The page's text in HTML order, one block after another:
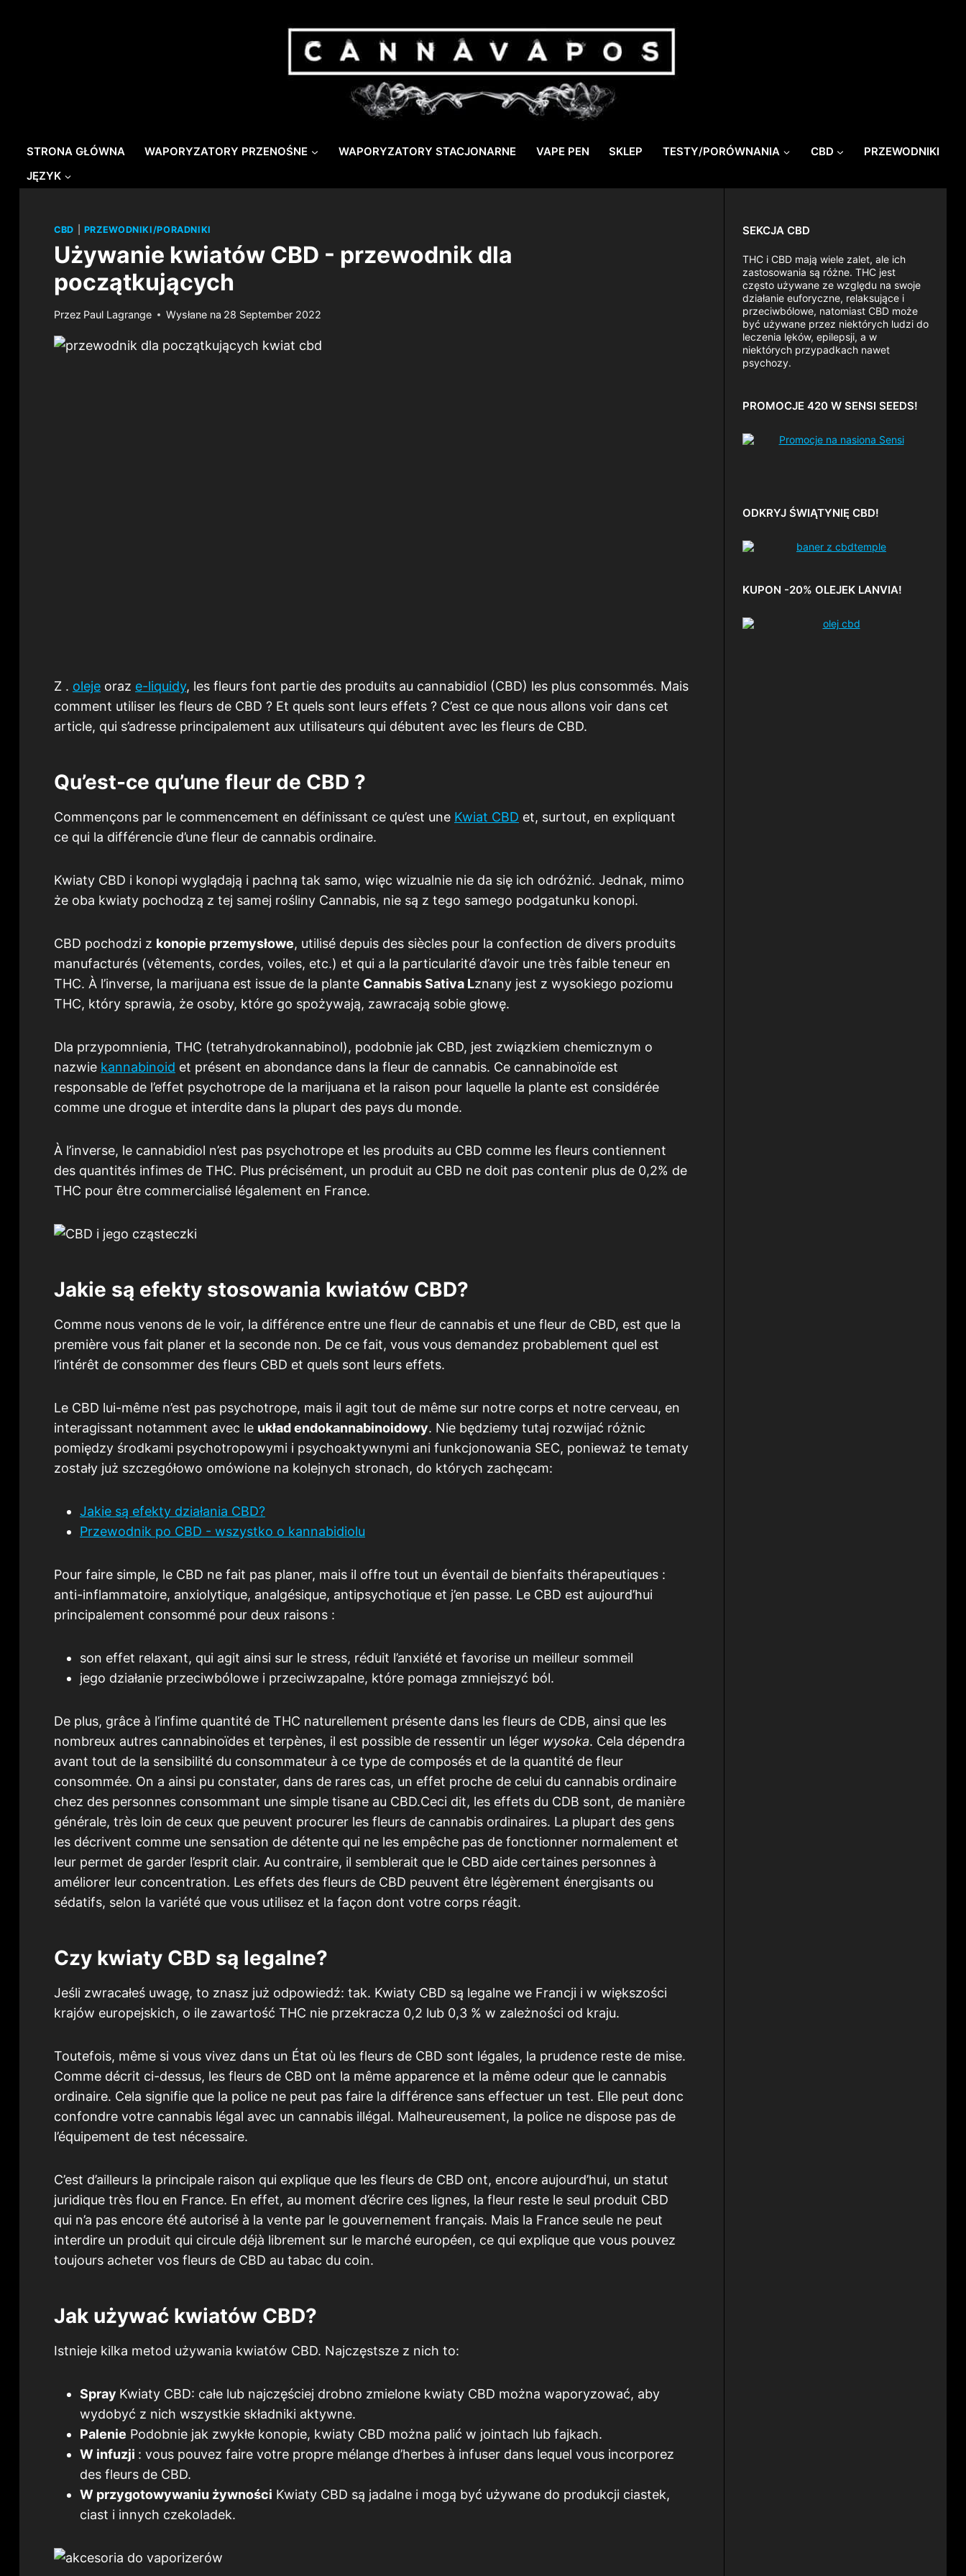
STRONA GŁÓWNA WAPORYZATORY PRZENOŚNE WAPORYZATORY STACJONARNE VAPE PEN SKLEP TESTY/PORÓWNANIA CBD
PRZEWODNIKI
JĘZYK
CBD PRZEWODNIKI/PORADNIKI
Używanie kwiatów CBD - przewodnik dla
początkujących
Przez Paul Lagrange Wysłane na 28 September 2022
Z . oleje oraz e-liquidy, les fleurs font partie des produits au cannabidiol (CBD) les plus consommés. Mais
comment utiliser les fleurs de CBD ? Et quels sont leurs effets ? C’est ce que nous allons voir dans cet
article, qui s’adresse principalement aux utilisateurs qui débutent avec les fleurs de CBD.
Qu’est-ce qu’une fleur de CBD ?
Commençons par le commencement en définissant ce qu’est une Kwiat CBD et, surtout, en expliquant
ce qui la différencie d’une fleur de cannabis ordinaire.
Kwiaty CBD i konopi wyglądają i pachną tak samo, więc wizualnie nie da się ich odróżnić. Jednak, mimo
że oba kwiaty pochodzą z tej samej rośliny Cannabis, nie są z tego samego podgatunku konopi.
CBD pochodzi z konopie przemysłowe, utilisé depuis des siècles pour la confection de divers produits
manufacturés (vêtements, cordes, voiles, etc.) et qui a la particularité d’avoir une très faible teneur en
THC. À l’inverse, la marijuana est issue de la plante Cannabis Sativa Lznany jest z wysokiego poziomu
THC, który sprawia, że osoby, które go spożywają, zawracają sobie głowę.
Dla przypomnienia, THC (tetrahydrokannabinol), podobnie jak CBD, jest związkiem chemicznym o
nazwie kannabinoid et présent en abondance dans la fleur de cannabis. Ce cannabinoïde est
responsable de l’effet psychotrope de la marijuana et la raison pour laquelle la plante est considérée
comme une drogue et interdite dans la plupart des pays du monde.
À l’inverse, le cannabidiol n’est pas psychotrope et les produits au CBD comme les fleurs contiennent
des quantités infimes de THC. Plus précisément, un produit au CBD ne doit pas contenir plus de 0,2% de
THC pour être commercialisé légalement en France.
Jakie są efekty stosowania kwiatów CBD?
Comme nous venons de le voir, la différence entre une fleur de cannabis et une fleur de CBD, est que la
première vous fait planer et la seconde non. De ce fait, vous vous demandez probablement quel est
l’intérêt de consommer des fleurs CBD et quels sont leurs effets.
Le CBD lui-même n’est pas psychotrope, mais il agit tout de même sur notre corps et notre cerveau, en
interagissant notamment avec le układ endokannabinoidowy. Nie będziemy tutaj rozwijać różnic
pomiędzy środkami psychotropowymi i psychoaktywnymi ani funkcjonowania SEC, ponieważ te tematy
zostały już szczegółowo omówione na kolejnych stronach, do których zachęcam:
Jakie są efekty działania CBD?
Przewodnik po CBD - wszystko o kannabidiolu
Pour faire simple, le CBD ne fait pas planer, mais il offre tout un éventail de bienfaits thérapeutiques :
anti-inflammatoire, anxiolytique, analgésique, antipsychotique et j’en passe. Le CBD est aujourd’hui
principalement consommé pour deux raisons :
son effet relaxant, qui agit ainsi sur le stress, réduit l’anxiété et favorise un meilleur sommeil
jego działanie przeciwbólowe i przeciwzapalne, które pomaga zmniejszyć ból.
De plus, grâce à l’infime quantité de THC naturellement présente dans les fleurs de CDB, ainsi que les
nombreux autres cannabinoïdes et terpènes, il est possible de ressentir un léger wysoka. Cela dépendra
avant tout de la sensibilité du consommateur à ce type de composés et de la quantité de fleur
consommée. On a ainsi pu constater, dans de rares cas, un effet proche de celui du cannabis ordinaire
chez des personnes consommant une simple tisane au CBD.Ceci dit, les effets du CDB sont, de manière
générale, très loin de ceux que peuvent procurer les fleurs de cannabis ordinaires. La plupart des gens
les décrivent comme une sensation de détente qui ne les empêche pas de fonctionner normalement et
leur permet de garder l’esprit clair. Au contraire, il semblerait que le CBD aide certaines personnes à
améliorer leur concentration. Les effets des fleurs de CBD peuvent être légèrement énergisants ou
sédatifs, selon la variété que vous utilisez et la façon dont votre corps réagit.
Czy kwiaty CBD są legalne?
Jeśli zwracałeś uwagę, to znasz już odpowiedź: tak. Kwiaty CBD są legalne we Francji i w większości
krajów europejskich, o ile zawartość THC nie przekracza 0,2 lub 0,3 % w zależności od kraju.
Toutefois, même si vous vivez dans un État où les fleurs de CBD sont légales, la prudence reste de mise.
Comme décrit ci-dessus, les fleurs de CBD ont la même apparence et la même odeur que le cannabis
ordinaire. Cela signifie que la police ne peut pas faire la différence sans effectuer un test. Elle peut donc
confondre votre cannabis légal avec un cannabis illégal. Malheureusement, la police ne dispose pas de
l’équipement de test nécessaire.
C’est d’ailleurs la principale raison qui explique que les fleurs de CBD ont, encore aujourd’hui, un statut
juridique très flou en France. En effet, au moment d’écrire ces lignes, la fleur reste le seul produit CBD
qui n’a pas encore été autorisé à la vente par le gouvernement français. Mais la France seule ne peut
interdire un produit qui circule déjà librement sur le marché européen, ce qui explique que vous pouvez
toujours acheter vos fleurs de CBD au tabac du coin.
Jak używać kwiatów CBD?
Istnieje kilka metod używania kwiatów CBD. Najczęstsze z nich to:
Spray Kwiaty CBD: całe lub najczęściej drobno zmielone kwiaty CBD można waporyzować, aby
wydobyć z nich wszystkie składniki aktywne.
Palenie Podobnie jak zwykłe konopie, kwiaty CBD można palić w jointach lub fajkach.
W infuzji : vous pouvez faire votre propre mélange d’herbes à infuser dans lequel vous incorporez
des fleurs de CBD.
W przygotowywaniu żywności Kwiaty CBD są jadalne i mogą być używane do produkcji ciastek,
ciast i innych czekoladek.
SEKCJA CBD
THC i CBD mają wiele zalet, ale ich
zastosowania są różne. THC jest
często używane ze względu na swoje
działanie euforyczne, relaksujące i
przeciwbólowe, natomiast CBD może
być używane przez niektórych ludzi do
leczenia lęków, epilepsji, a w
niektórych przypadkach nawet
psychozy.
PROMOCJE 420 W SENSI SEEDS!
ODKRYJ ŚWIĄTYNIĘ CBD!
KUPON -20% OLEJEK LANVIA!